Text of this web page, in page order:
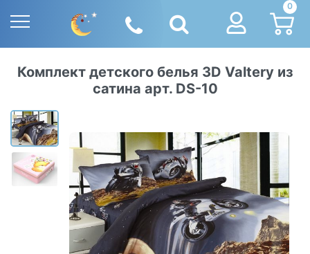
0
Комплект детского белья 3D Valtery из
сатина арт. DS-10